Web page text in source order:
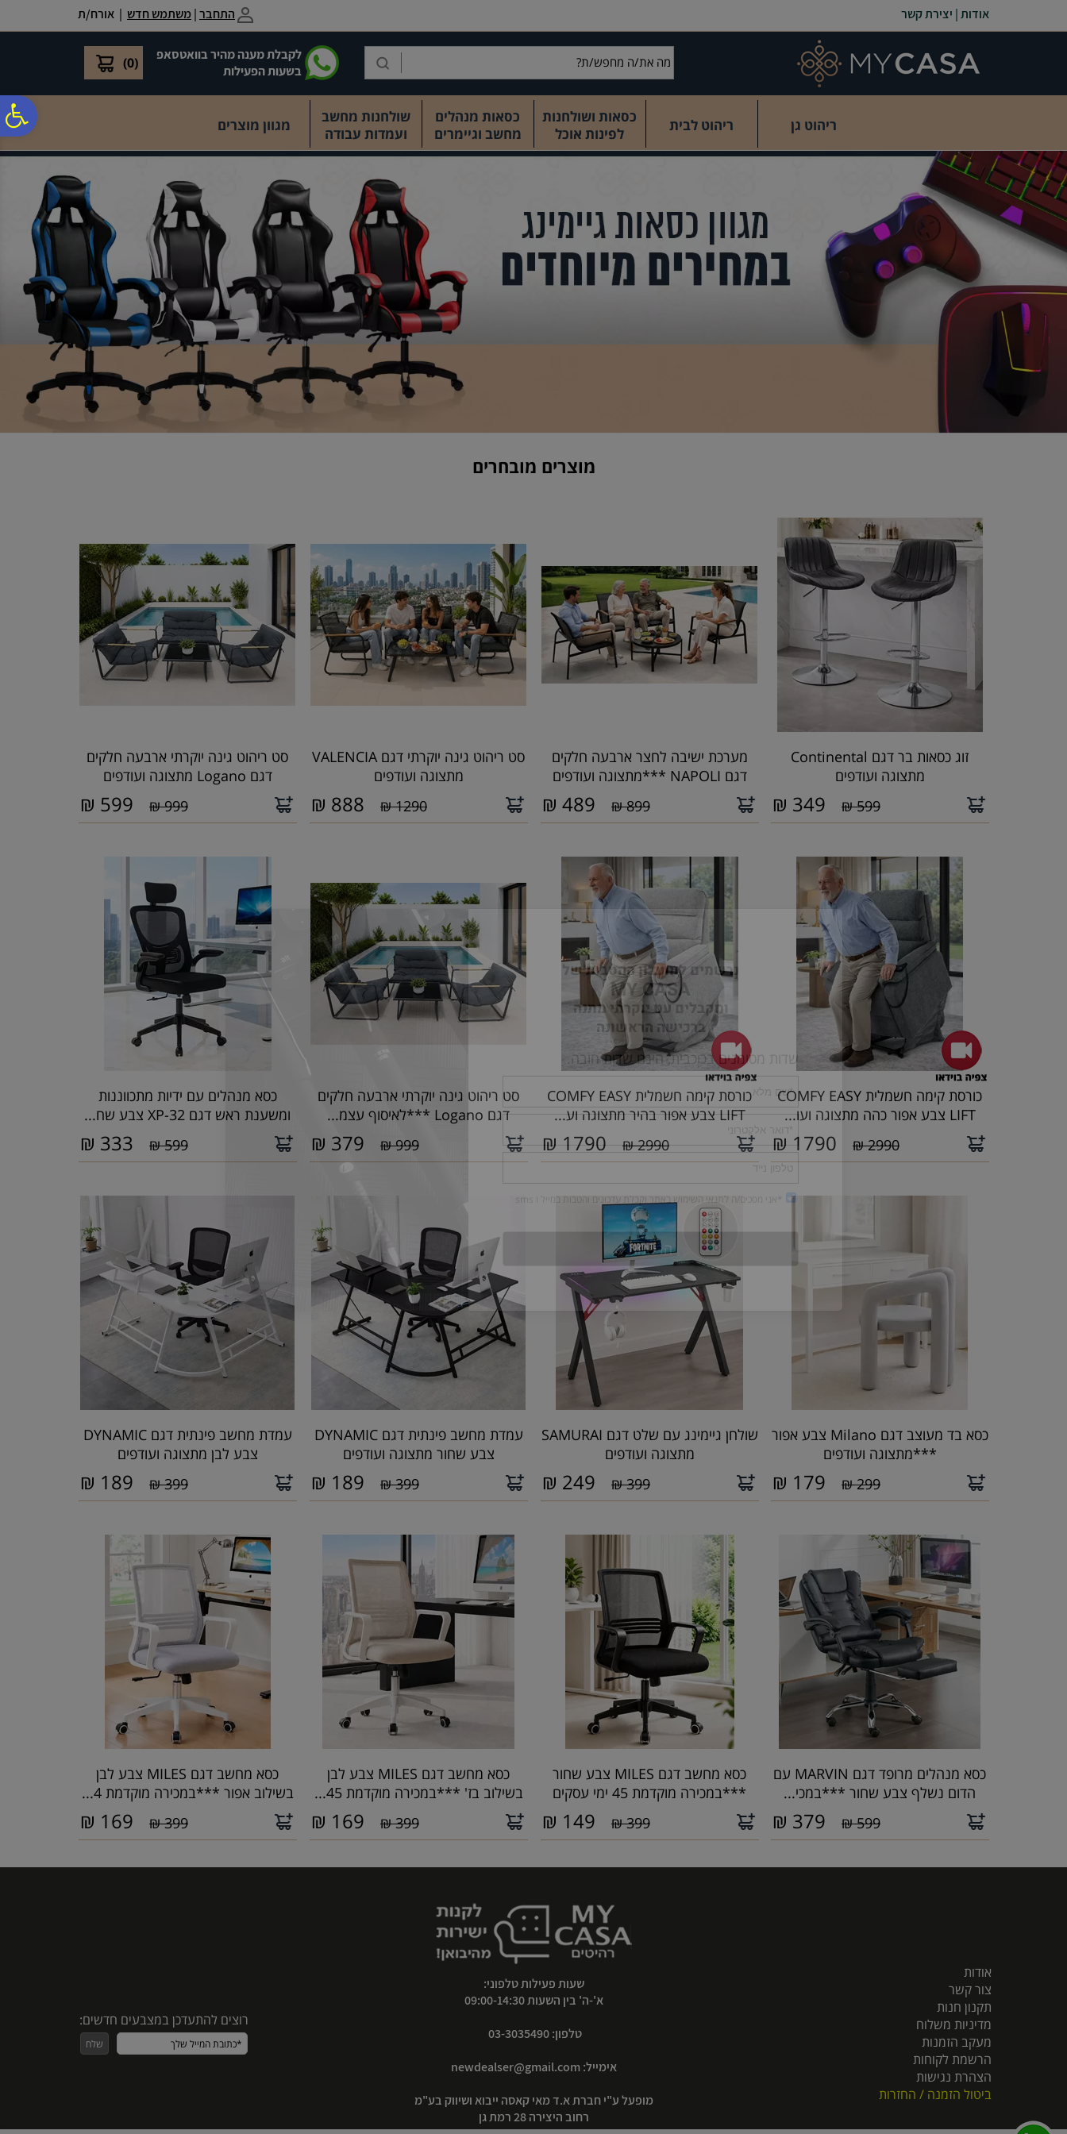
נגישות
אתר
המרכזי
אודות| יצירת קשר התחבר|משתמש חדש | אורח/ת
לקבלת מענה מהיר בוואטסאפ
בשעות הפעילות
(
0
)
ריהוט גן ריהוט לבית
כסאות ושולחנות
לפינות אוכל
כסאות מנהלים
מחשב וגיימרים
שולחנות מחשב
ועמדות עבודה
מגוון מוצרים
מוצרים מובחרים
זוג כסאות בר דגם Continental
מתצוגה ועודפים
599 ₪
349
₪
מערכת ישיבה לחצר ארבעה חלקים
דגם NAPOLI ***מתצוגה ועודפים
899 ₪
489
₪
סט ריהוט גינה יוקרתי דגם VALENCIA
מתצוגה ועודפים
1290 ₪
888
₪
סט ריהוט גינה יוקרתי ארבעה חלקים
דגם Logano מתצוגה ועודפים
999 ₪
599
₪
כורסת קימה חשמלית COMFY EASY
LIFT צבע אפור כהה מתצוגה ועו...
2990 ₪
1790
₪
כורסת קימה חשמלית COMFY EASY
LIFT צבע אפור בהיר מתצוגה וע...
2990 ₪
1790
₪
סט ריהוט גינה יוקרתי ארבעה חלקים
דגם Logano ***לאיסוף עצמ...
999 ₪
379
₪
כסא מנהלים עם ידיות מתכווננות
ומשענת ראש דגם XP-32 צבע שח...
599 ₪
333
₪
כסא בד מעוצב דגם Milano צבע אפור
***מתצוגה ועודפים
299 ₪
179
₪
שולחן גיימינג עם שלט דגם SAMURAI
מתצוגה ועודפים
399 ₪
249
₪
עמדת מחשב פינתית דגם DYNAMIC
צבע שחור מתצוגה ועודפים
399 ₪
189
₪
עמדת מחשב פינתית דגם DYNAMIC
צבע לבן מתצוגה ועודפים
399 ₪
189
₪
כסא מנהלים מרופד דגם MARVIN עם
הדום נשלף צבע שחור ***במכי...
599 ₪
379
₪
כסא מחשב דגם MILES צבע שחור
***במכירה מוקדמת 45 ימי עסקים
399 ₪
149
₪
כסא מחשב דגם MILES צבע לבן
בשילוב בז' ***במכירה מוקדמת 45...
399 ₪
169
₪
כסא מחשב דגם MILES צבע לבן
בשילוב אפור ***במכירה מוקדמת 4...
399 ₪
169
₪
אודות
צור קשר
תקנון חנות
מדיניות משלוח
מעקב הזמנות
הרשמת לקוחות
הצהרת נגישות
ביטול הזמנה / החזרות
שעות פעילות טלפוני:
א'-ה' בין השעות 09:00-14:30
טלפון: 03-3035490
אימייל:newdealser@gmail.com
מופעל ע"י חברת א.ד מאי קאסה ייבוא ושיווק בע"מ
רחוב היצירה 28 רמת גן
רוצים להתעדכן במצבעים חדשים:
×
סגור